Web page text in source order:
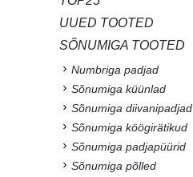
UUED TOOTED
SÕNUMIGA TOOTED
Numbriga padjad
Sõnumiga küünlad
Sõnumiga diivanipadjad
Sõnumiga köögirätikud
Sõnumiga padjapüürid
Sõnumiga põlled